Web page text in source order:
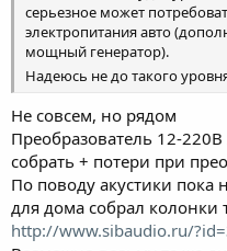
серьезное может
электропитания авто
мощный генератор).
Надеюсь не до такого
Не совсем, но рядом
Преобразователь 12-
собрать + потери при
По поводу акустики пока
для дома собрал колонки
http://www.sibaudio.ru/